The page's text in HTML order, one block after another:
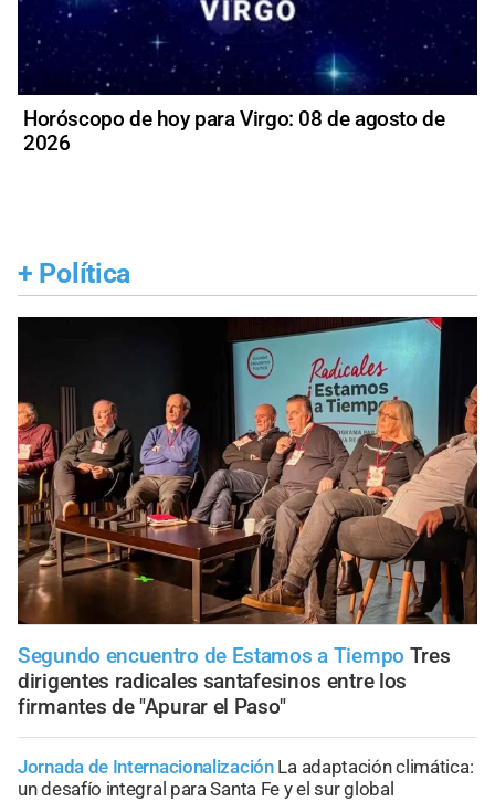
Horóscopo de hoy para Virgo: 08 de agosto de
2026
+ Política
Segundo encuentro de Estamos a Tiempo Tres
dirigentes radicales santafesinos entre los
firmantes de "Apurar el Paso"
Jornada de Internacionalización La adaptación climática:
un desafío integral para Santa Fe y el sur global